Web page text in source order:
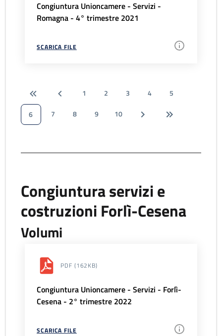
Congiuntura Unioncamere - Servizi -
Romagna - 4° trimestre 2021
SCARICA FILE
1 2 3 4
5
6
7 8 9 10
Congiuntura servizi e
costruzioni Forlì-Cesena
Volumi
PDF (162KB)
Congiuntura Unioncamere - Servizi - Forlì-
Cesena - 2° trimestre 2022
SCARICA FILE